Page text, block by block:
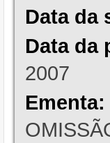
Data da
Data da
2007
Ementa: